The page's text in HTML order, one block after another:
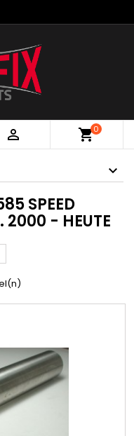
 shopping_cart0
SPEED
2000 - HEUTE